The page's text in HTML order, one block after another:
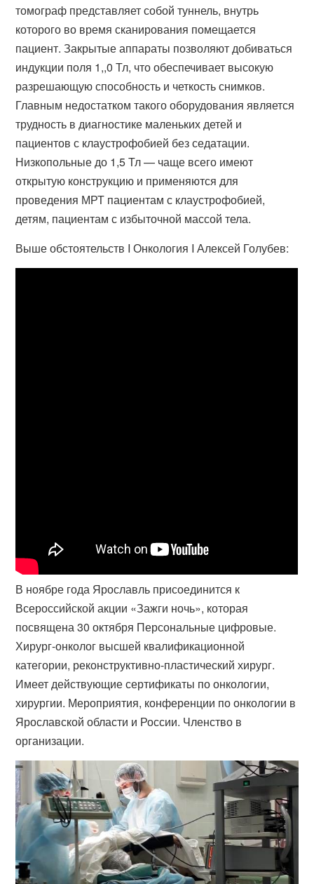
томограф представляет собой туннель, внутрь
которого во время сканирования помещается
пациент. Закрытые аппараты позволяют добиваться
индукции поля 1,,0 Тл, что обеспечивает высокую
разрешающую способность и четкость снимков.
Главным недостатком такого оборудования является
трудность в диагностике маленьких детей и
пациентов с клаустрофобией без седатации.
Низкопольные до 1,5 Тл — чаще всего имеют
открытую конструкцию и применяются для
проведения МРТ пациентам с клаустрофобией,
детям, пациентам с избыточной массой тела.
Выше обстоятельств I Онкология I Алексей Голубев:
В ноябре года Ярославль присоединится к
Всероссийской акции «​Зажги ночь», которая
посвящена 30 октября Персональные цифровые.
Хирург-онколог высшей квалификационной
категории, реконструктивно-​пластический хирург.
Имеет действующие сертификаты по онкологии,
хирургии. Мероприятия, конференции по онкологии в
Ярославской области и России. Членство в
организации.